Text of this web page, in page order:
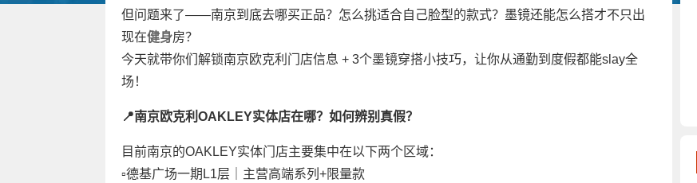
但问题来了——南京到底去哪买正品？怎么挑适合自己脸型的款式？墨镜还能怎么搭才不只出
现在健身房？
今天就带你们解锁南京欧克利门店信息 + 3个墨镜穿搭小技巧，让你从通勤到度假都能slay全
场！
📍南京欧克利OAKLEY实体店在哪？如何辨别真假？
目前南京的OAKLEY实体门店主要集中在以下两个区域：
▫️德基广场一期L1层｜主营高端系列+限量款